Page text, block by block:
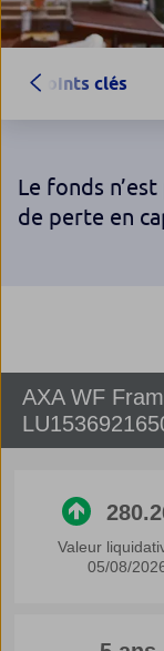
Points clés
Le fonds
de perte en